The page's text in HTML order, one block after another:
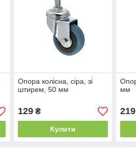
Опора колісна, сіра, зі
штирем, 50 мм
129₴
Купити
мм
219